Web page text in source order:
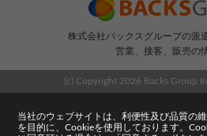
株式会社バックスグループの派
営業、接客、販売の
(c) Copyright 2026 Backs Group
当社のウェブサイトは、利便性及び品質の
を目的に、Cookieを使用しております。